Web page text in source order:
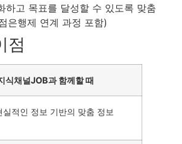
하고 목표를 달성할 수 있도록 맞춤
은행제 연계 과정 포함)
점
식채널JOB과 함께할 때
실적인 정보 기반의 맞춤 정보